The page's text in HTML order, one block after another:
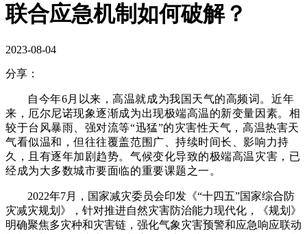
联合应急机制如何破解？
2023-08-04
分享：
自今年6月以来，高温就成为我国天气的高频词。 近年
来，厄尔尼诺现象逐渐成为出现极端高温的新变量因素。 相
较于台风暴雨、强对流等“迅猛”的灾害性天气，高温热害天
气看似温和，但往往覆盖范围广、持续时间长、影响力持
久，且有逐年加剧趋势。 气候变化导致的极端高温灾害，已
经成为大多数城市要面临的重要课题之一。
2022年7月，国家减灾委员会印发《“十四五”国家综合防
灾减灾规划》，针对推进自然灾害防治能力现代化，《规划》
明确聚焦多灾种和灾害链，强化气象灾害预警和应急响应联动